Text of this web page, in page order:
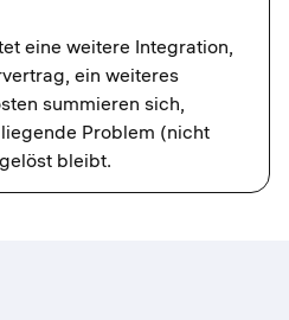
eine weitere Integration,
ein weiteres
summieren sich,
Problem (nicht
bleibt.